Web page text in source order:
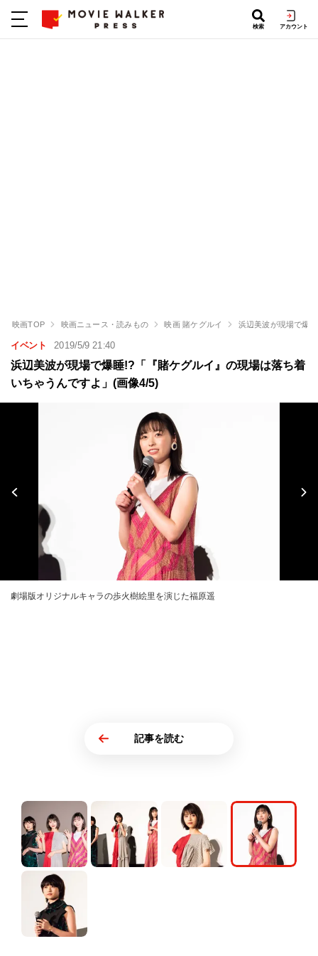
検索 アカウント
映画TOP 映画ニュース・読みもの 映画 賭ケグルイ 浜辺美波が現場で爆
イベント 2019/5/9 21:40
浜辺美波が現場で爆睡!?「『賭ケグルイ』の現場は落ち着
いちゃうんですよ」(画像4/5)
劇場版オリジナルキャラの歩火樹絵里を演じた福原遥
記事を読む